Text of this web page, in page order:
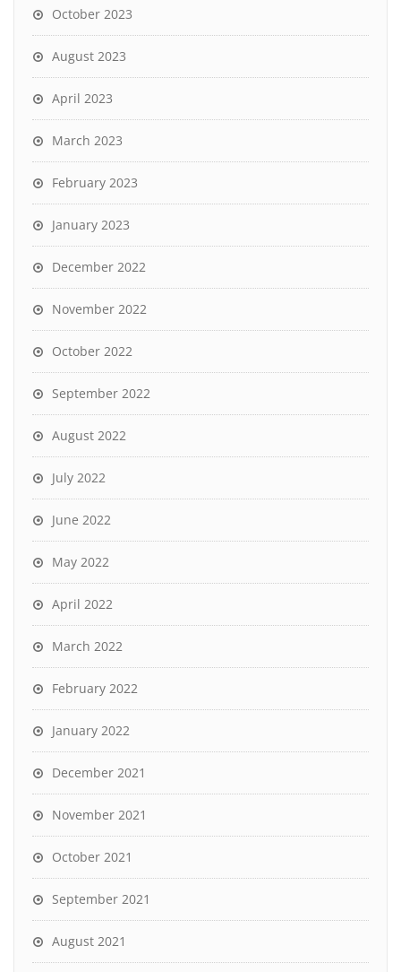
October 2023
August 2023
April 2023
March 2023
February 2023
January 2023
December 2022
November 2022
October 2022
September 2022
August 2022
July 2022
June 2022
May 2022
April 2022
March 2022
February 2022
January 2022
December 2021
November 2021
October 2021
September 2021
August 2021